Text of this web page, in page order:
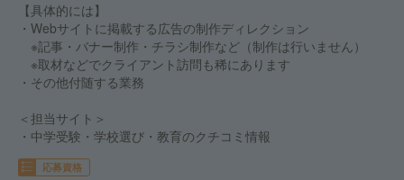
【具体的には】
・Webサイトに掲載する広告の制作ディレクション
※記事・バナー制作・チラシ制作など（制作は行いません）
※取材などでクライアント訪問も稀にあります
・その他付随する業務
＜担当サイト＞
・中学受験・学校選び・教育のクチコミ情報
応募資格